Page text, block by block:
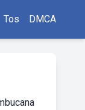
Tos DMCA